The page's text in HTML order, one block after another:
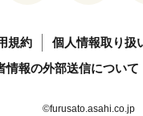
規約
個人情報取り扱
情報の外部送信について
©furusato.asahi.co.jp